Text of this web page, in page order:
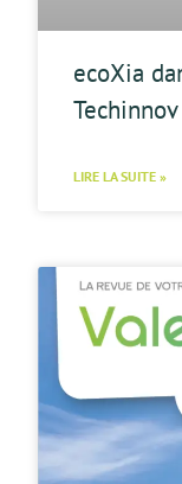
ecoXia
Techinnov
LIRE LA SUITE »